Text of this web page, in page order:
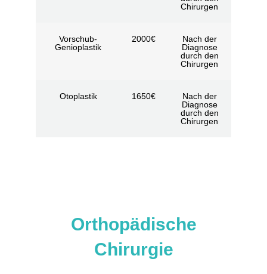
Chirurgen
Vorschub-
Genioplastik
2000€
Nach der
Diagnose
durch den
Chirurgen
Otoplastik 1650€
Nach der
Diagnose
durch den
Chirurgen
Orthopädische
Chirurgie